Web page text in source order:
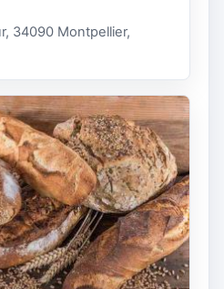
34090 Montpellier,